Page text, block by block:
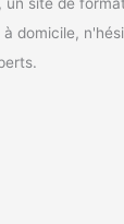
site de
domicile,